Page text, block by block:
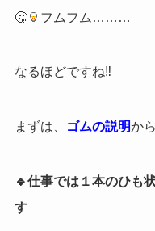
🤔 フムフム………
なるほどですね‼︎
まずは、 ゴムの説明か
🔹仕事では１本のひも
す